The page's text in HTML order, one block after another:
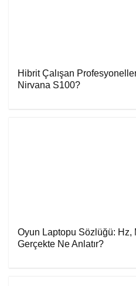
Hibrit Çalışan
Nirvana S100?
Oyun Laptopu Sözlüğü: Hz,
Gerçekte Ne Anlatır?